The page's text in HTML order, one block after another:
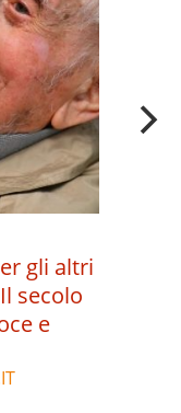
gli altri
secolo
e